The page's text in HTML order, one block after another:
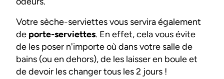
Votre sèche-serviettes vous servira également
de porte-serviettes. En effet, cela vous évite
de les poser n'importe où dans votre salle de
bains (ou en dehors), de les laisser en boule et
de devoir les changer tous les 2 jours !